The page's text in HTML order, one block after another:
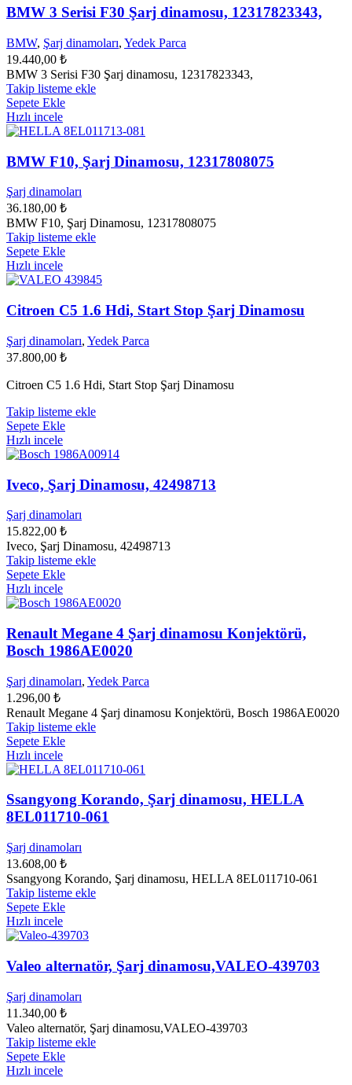
BMW 3 Serisi F30 Şarj dinamosu, 12317823343,
BMW, Şarj dinamoları, Yedek Parca
19.440,00 ₺
BMW 3 Serisi F30 Şarj dinamosu, 12317823343,
Takip listeme ekle
Sepete Ekle
Hızlı incele
BMW F10, Şarj Dinamosu, 12317808075
Şarj dinamoları
36.180,00 ₺
BMW F10, Şarj Dinamosu, 12317808075
Takip listeme ekle
Sepete Ekle
Hızlı incele
Citroen C5 1.6 Hdi, Start Stop Şarj Dinamosu
Şarj dinamoları, Yedek Parca
37.800,00 ₺
Citroen C5 1.6 Hdi, Start Stop Şarj Dinamosu
Takip listeme ekle
Sepete Ekle
Hızlı incele
Iveco, Şarj Dinamosu, 42498713
Şarj dinamoları
15.822,00 ₺
Iveco, Şarj Dinamosu, 42498713
Takip listeme ekle
Sepete Ekle
Hızlı incele
Renault Megane 4 Şarj dinamosu Konjektörü,
Bosch 1986AE0020
Şarj dinamoları, Yedek Parca
1.296,00 ₺
Renault Megane 4 Şarj dinamosu Konjektörü, Bosch 1986AE0020
Takip listeme ekle
Sepete Ekle
Hızlı incele
Ssangyong Korando, Şarj dinamosu, HELLA
8EL011710-061
Şarj dinamoları
13.608,00 ₺
Ssangyong Korando, Şarj dinamosu, HELLA 8EL011710-061
Takip listeme ekle
Sepete Ekle
Hızlı incele
Valeo alternatör, Şarj dinamosu,VALEO-439703
Şarj dinamoları
11.340,00 ₺
Valeo alternatör, Şarj dinamosu,VALEO-439703
Takip listeme ekle
Sepete Ekle
Hızlı incele